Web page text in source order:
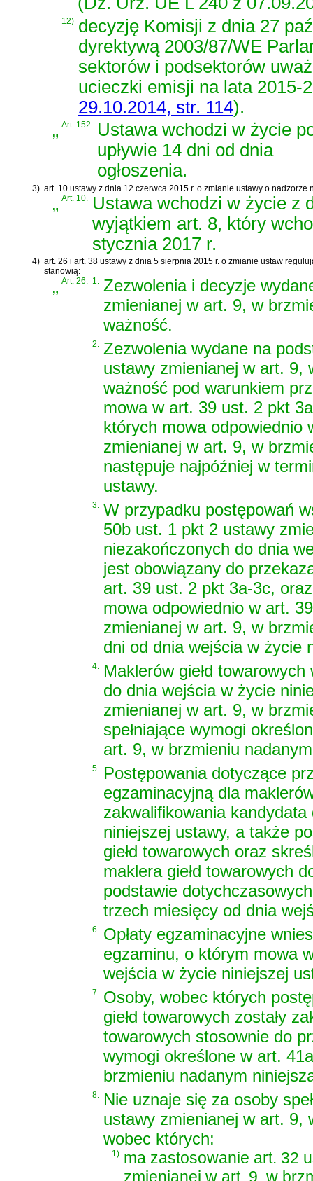
12) decyzję Komisji z dnia 27
dyrektywą 2003/87/WE
sektorów i podsektorów
ucieczki emisji na lata 2015-
29.10.2014, str. 114).
„Art. 152. Ustawa wchodzi w życie
upływie 14 dni od dnia
ogłoszenia.
3) art. 10 ustawy z dnia 12 czerwca 2015 r. o zmianie ustawy o
„Art. 10.
Ustawa wchodzi w życie z
wyjątkiem art. 8, który
stycznia 2017 r.
4) art. 26 i art. 38 ustawy z dnia 5 sierpnia 2015 r. o zmianie ustaw
stanowią:
„Art. 26. 1. Zezwolenia i decyzje
zmienianej w art. 9, w
ważność.
2. Zezwolenia wydane na
ustawy zmienianej w art. 9,
ważność pod warunkiem
mowa w art. 39 ust. 2 pkt
których mowa
zmienianej w art. 9, w
następuje najpóźniej w
ustawy.
3. W przypadku postępowań
50b ust. 1 pkt 2 ustawy
niezakończonych do dnia
jest obowiązany do
art. 39 ust. 2 pkt 3a-3c,
mowa odpowiednio w art.
zmienianej w art. 9, w
dni od dnia wejścia w życie
4. Maklerów giełd
do dnia wejścia w życie
zmienianej w art. 9, w
spełniające wymogi
art. 9, w brzmieniu
5. Postępowania dotyczące
egzaminacyjną dla
zakwalifikowania
niniejszej ustawy, a także
giełd towarowych oraz
maklera giełd towarowych
podstawie
trzech miesięcy od dnia
6. Opłaty egzaminacyjne
egzaminu, o którym mowa
wejścia w życie niniejszej
7. Osoby, wobec których
giełd towarowych zostały
towarowych stosownie do
wymogi określone w art.
brzmieniu nadanym
8. Nie uznaje się za osoby
ustawy zmienianej w art. 9,
wobec których:
1) ma zastosowanie art. 32
zmienianej w art. 9, w